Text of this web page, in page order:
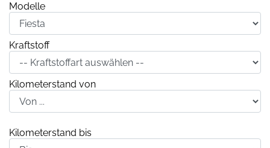
Modelle
Kraftstoff
Kilometerstand von
Kilometerstand bis